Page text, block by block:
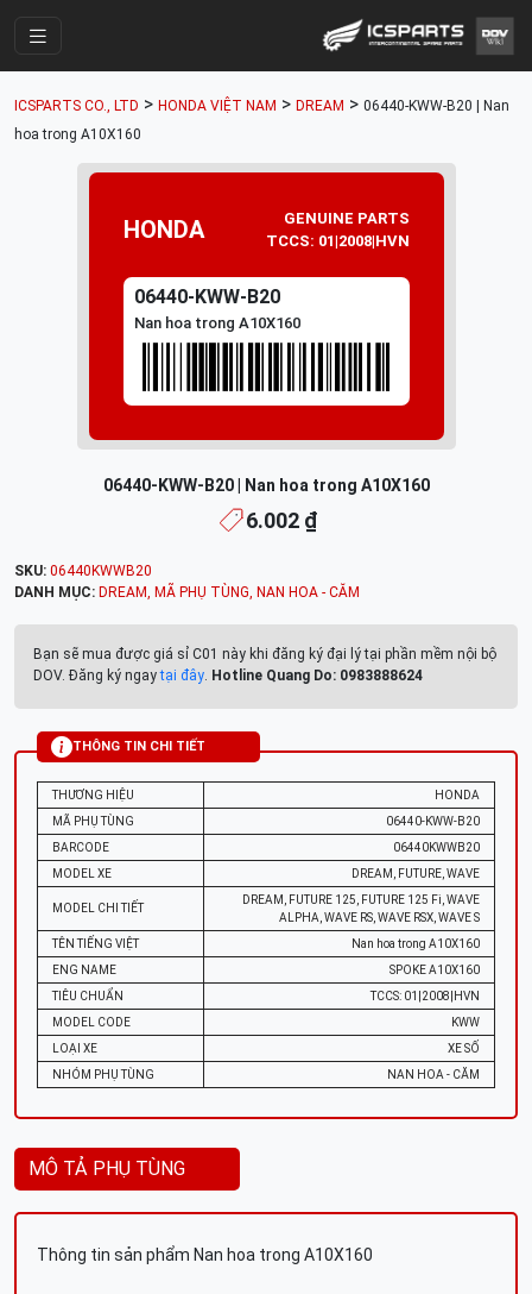
Parts Catalogue
Mã Phụ Tùng
Tài khoản
ICSPARTS CO., LTD > HONDA VIỆT NAM > DREAM > 06440-KWW-B20 | Nan
hoa trong A10X160
HONDA
GENUINE PARTS
TCCS: 01|2008|HVN
06440-KWW-B20
Nan hoa trong A10X160
06440-KWW-B20 | Nan hoa trong A10X160
6.002 ₫
SKU: 06440KWWB20
DANH MỤC: DREAM, MÃ PHỤ TÙNG, NAN HOA - CĂM
Bạn sẽ mua được giá sỉ C01 này khi đăng ký đại lý tại phần mềm nội bộ
DOV. Đăng ký ngaytại đây. Hotline Quang Do: 0983888624
THÔNG TIN CHI TIẾT
THƯƠNG HIỆU
HONDA
MÃ PHỤ TÙNG
06440-KWW-B20
BARCODE
06440KWWB20
MODEL XE
DREAM, FUTURE, WAVE
MODEL CHI TIẾT
DREAM, FUTURE 125, FUTURE 125 Fi, WAVE
ALPHA, WAVE RS, WAVE RSX, WAVE S
TÊN TIẾNG VIỆT
Nan hoa trong A10X160
ENG NAME
SPOKE A10X160
TIÊU CHUẨN
TCCS: 01|2008|HVN
MODEL CODE
KWW
LOẠI XE
XE SỐ
NHÓM PHỤ TÙNG
NAN HOA - CĂM
MÔ TẢ PHỤ TÙNG
Thông tin sản phẩm Nan hoa trong A10X160